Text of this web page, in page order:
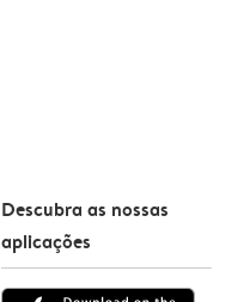
Descubra as nossas
aplicações